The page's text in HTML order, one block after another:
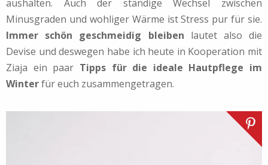
aushalten. Auch der ständige Wechsel zwischen
Minusgraden und wohliger Wärme ist Stress pur für sie.
Immer schön geschmeidig bleiben lautet also die
Devise und deswegen habe ich heute in Kooperation mit
Ziaja ein paar Tipps für die ideale Hautpflege im
Winterfür euch zusammengetragen.